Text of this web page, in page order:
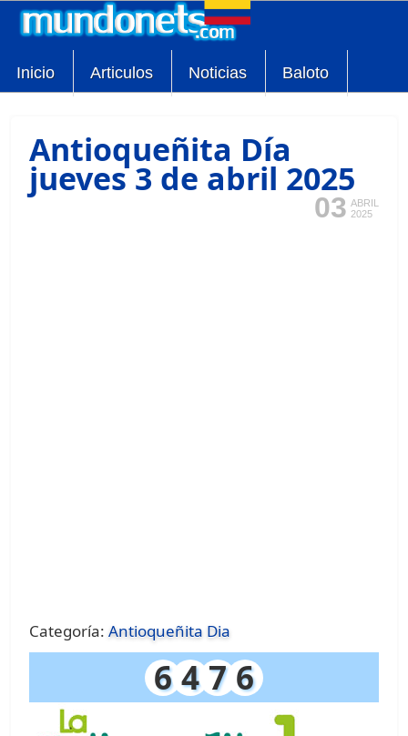
Inicio Articulos Noticias Baloto
Antioqueñita Día
jueves 3 de abril 2025
03 ABRIL
2025
Categoría:Antioqueñita Dia
6 4 7 6